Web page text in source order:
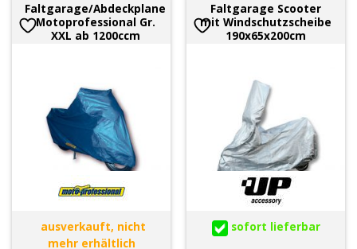
Faltgarage/Abdeckplane
Motoprofessional Gr.
XXL ab 1200ccm
ausverkauft, nicht
mehr erhältlich
Faltgarage Scooter
mit Windschutzscheibe
190x65x200cm
sofort lieferbar